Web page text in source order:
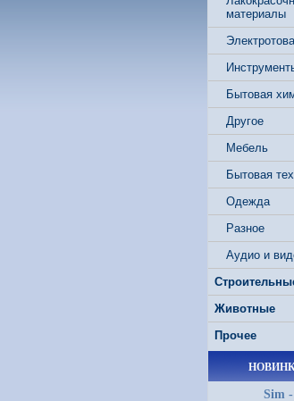
материалы
Бытовая
Другое
Мебель
Бытовая
Одежда
Разное
Аудио и
Животные
Прочее
Sim